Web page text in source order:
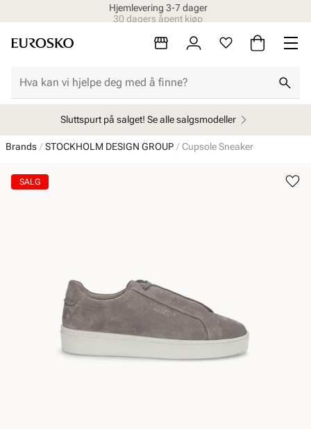
30 dagers åpent kjøp
Sluttspurt på salget! Se alle salgsmodeller
Brands STOCKHOLM DESIGN GROUP Cupsole Sneaker
SALG